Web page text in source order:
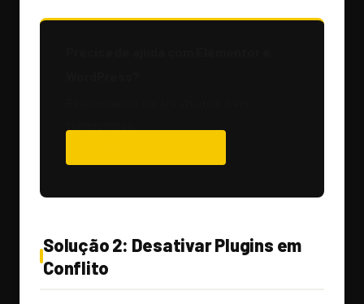
Solução 2: Desativar Plugins em
Conflito